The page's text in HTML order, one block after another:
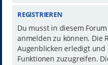
REGISTRIEREN
Du musst in diesem
anmelden zu können. Die
Augenblicken erledigt
Funktionen zuzugreifen.